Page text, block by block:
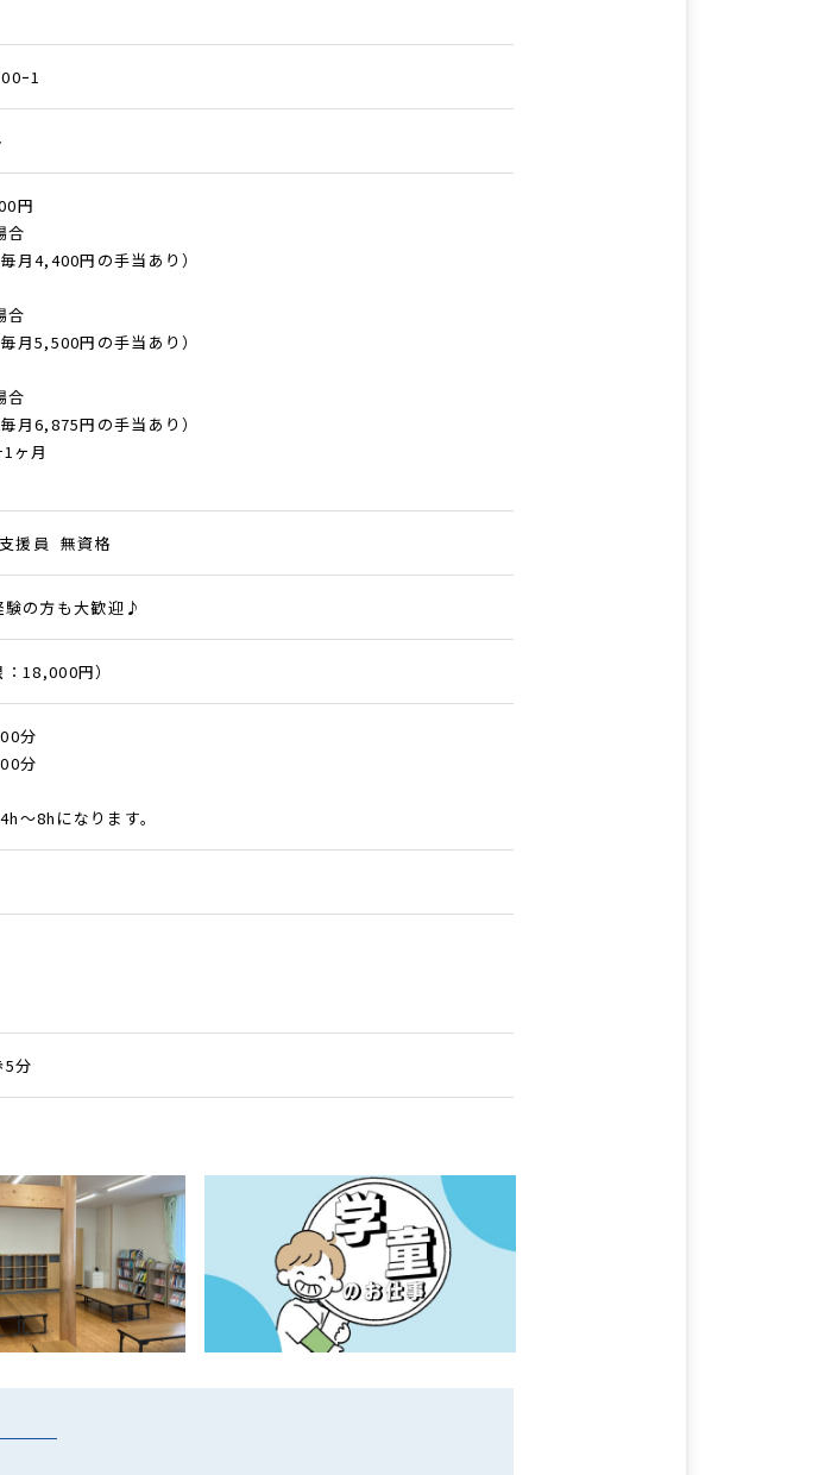
ｰ1
円
合
月4,400円の手当あり）
合
月5,500円の手当あり）
合
月6,875円の手当あり）
ヶ月
援員 無資格
験の方も大歓迎♪
18,000円）
分
分
～8hになります。
5分